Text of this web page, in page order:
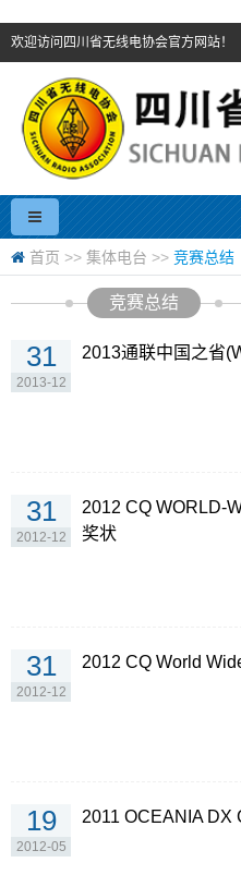
欢迎访问四川省无线电协会官方网站！
首页 >> 集体电台 >> 竞赛总结
竞赛总结
31
2013-12
2013通联中国之省
31
2012-12
2012 CQ WORLD-
奖状
31
2012-12
2012 CQ World
19
2012-05
2011 OCEANIA DX